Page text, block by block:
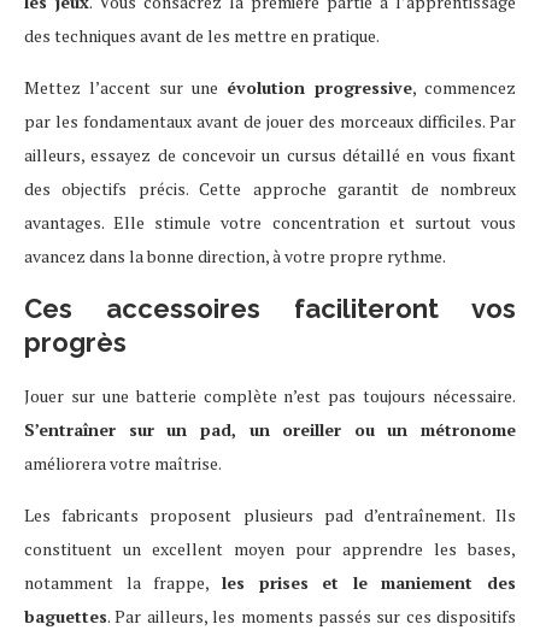
des techniques avant de les mettre en pratique.
Mettez l’accent sur une évolution progressive, commencez
par les fondamentaux avant de jouer des morceaux difficiles. Par
ailleurs, essayez de concevoir un cursus détaillé en vous fixant
des objectifs précis. Cette approche garantit de nombreux
avantages. Elle stimule votre concentration et surtout vous
avancez dans la bonne direction, à votre propre rythme.
Ces accessoires faciliteront vos
progrès
Jouer sur une batterie complète n’est pas toujours nécessaire.
S’entraîner sur un pad, un oreiller ou un métronome
améliorera votre maîtrise.
Les fabricants proposent plusieurs pad d’entraînement. Ils
constituent un excellent moyen pour apprendre les bases,
notamment la frappe, les prises et le maniement des
baguettes. Par ailleurs, les moments passés sur ces dispositifs